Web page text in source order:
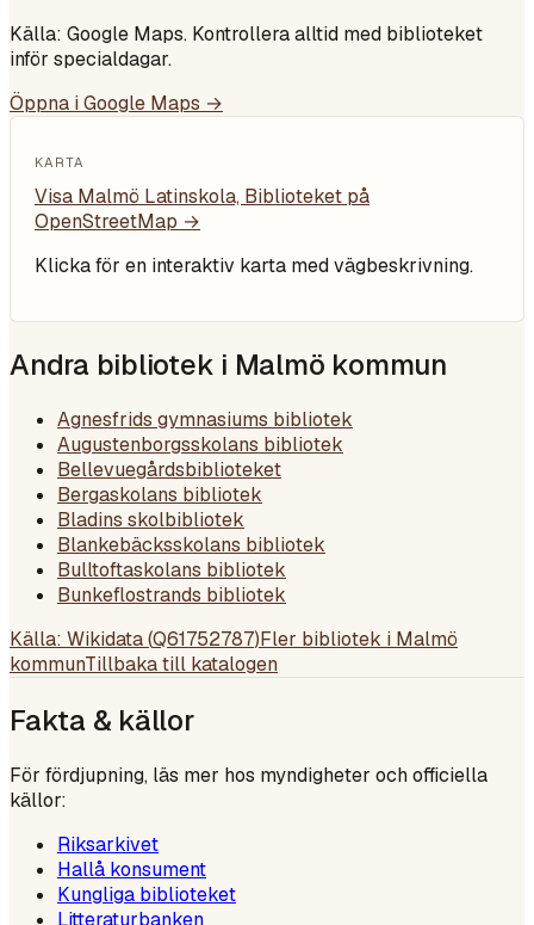
Källa: Google Maps. Kontrollera alltid med biblioteket
inför specialdagar.
Öppna i Google Maps →
KARTA
Visa Malmö Latinskola, Biblioteket på
OpenStreetMap →
Klicka för en interaktiv karta med vägbeskrivning.
Andra bibliotek i Malmö kommun
Agnesfrids gymnasiums bibliotek
Augustenborgsskolans bibliotek
Bellevuegårdsbiblioteket
Bergaskolans bibliotek
Bladins skolbibliotek
Blankebäcksskolans bibliotek
Bulltoftaskolans bibliotek
Bunkeflostrands bibliotek
Källa: Wikidata (Q61752787)Fler bibliotek i Malmö
kommunTillbaka till katalogen
Fakta & källor
För fördjupning, läs mer hos myndigheter och officiella
källor:
Riksarkivet
Hallå konsument
Kungliga biblioteket
Litteraturbanken